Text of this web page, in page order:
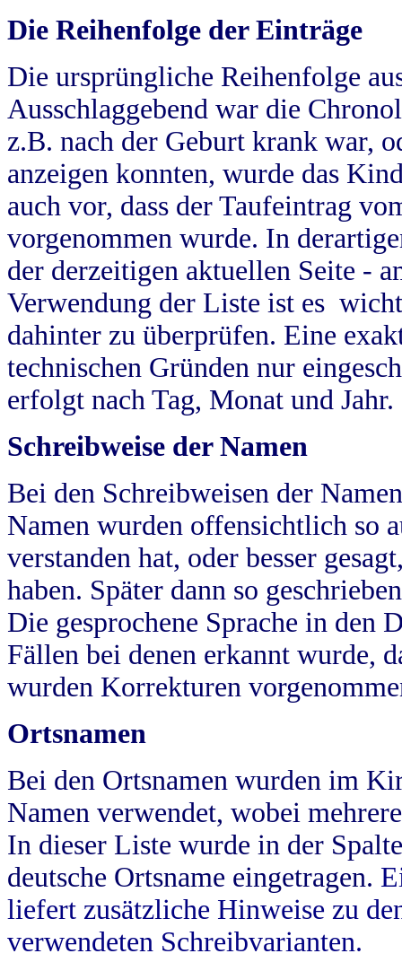
Die Reihenfolge der Einträge
Die ursprüngliche Reihenfolge
Ausschlaggebend war die
z.B. nach der Geburt krank war,
anzeigen konnten, wurde das
auch vor, dass der Taufeintrag
vorgenommen wurde. In
der derzeitigen aktuellen Seite -
Verwendung der Liste ist es
dahinter zu überprüfen. Eine
technischen Gründen nur
erfolgt nach Tag, Monat und Jahr.
Schreibweise der Namen
Bei den Schreibweisen der
Namen wurden offensichtlich so
verstanden hat, oder besser
haben. Später dann so
Die gesprochene Sprache in
Fällen bei denen erkannt wurde,
wurden Korrekturen
Ortsnamen
Bei den Ortsnamen wurden im
Namen verwendet, wobei
In dieser Liste wurde in der
deutsche Ortsname eingetragen.
liefert zusätzliche Hinweise zu
verwendeten Schreibvarianten.